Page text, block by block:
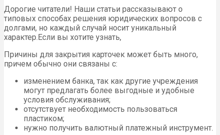
Дорогие читатели! Наши статьи рассказывают о
типовых способах решения юридических вопросов с
долгами, но каждый случай носит уникальный
характер.Если вы хотите узнать,
Причины для закрытия карточек может быть много,
причем обычно они связаны с:
изменением банка, так как другие учреждения
могут предлагать более выгодные и удобные
условия обслуживания;
отсутствует необходимость пользоваться
пластиком;
нужно получить валютный платежный инструмент.